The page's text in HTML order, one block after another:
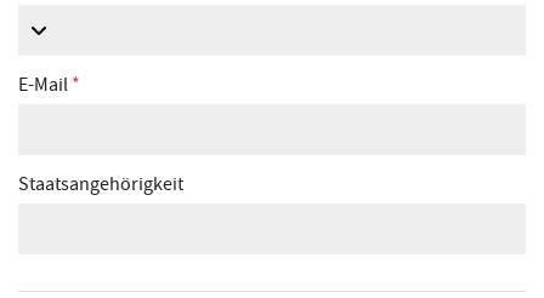
E-Mail *
Staatsangehörigkeit